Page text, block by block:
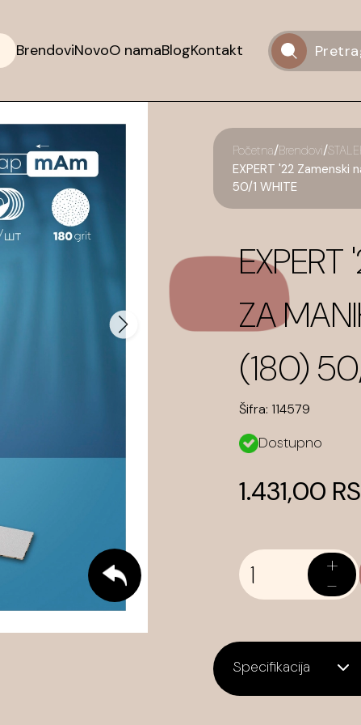
BrendoviNovoO namaBlogKontakt
Početna/Brendovi/
EXPERT '22 Zamenski
50/1 WHITE
EXPERT
ZA
(180)
Šifra: 114579
Dostupno
1.431,00
+
-
Specifikacija